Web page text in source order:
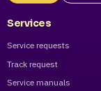
Services
Service requests
Track request
Service manuals